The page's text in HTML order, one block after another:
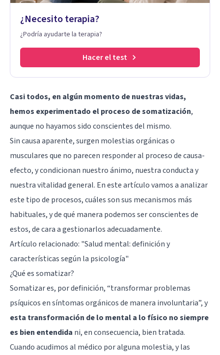
¿Necesito terapia?
¿Podría ayudarte la terapia?
Hacer el test
Casi todos, en algún momento de nuestras vidas,
hemos experimentado el proceso de somatización,
aunque no hayamos sido conscientes del mismo.
Sin causa aparente, surgen molestias orgánicas o
musculares que no parecen responder al proceso de causa-
efecto, y condicionan nuestro ánimo, nuestra conducta y
nuestra vitalidad general. En este artículo vamos a analizar
este tipo de procesos, cuáles son sus mecanismos más
habituales, y de qué manera podemos ser conscientes de
estos, de cara a gestionarlos adecuadamente.
Artículo relacionado: "Salud mental: definición y
características según la psicología"
¿Qué es somatizar?
Somatizar es, por definición, “transformar problemas
psíquicos en síntomas orgánicos de manera involuntaria”, y
esta transformación de lo mental a lo físico no siempre
es bien entendida ni, en consecuencia, bien tratada.
Cuando acudimos al médico por alguna molestia, y las